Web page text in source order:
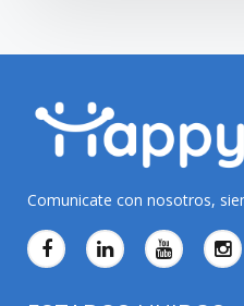
Comunicate con nosotros,